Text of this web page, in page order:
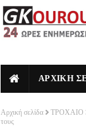
ΑΡΧΙΚΗ
Αρχική σελίδα ΤΡΟΧΑΙΟ
τους